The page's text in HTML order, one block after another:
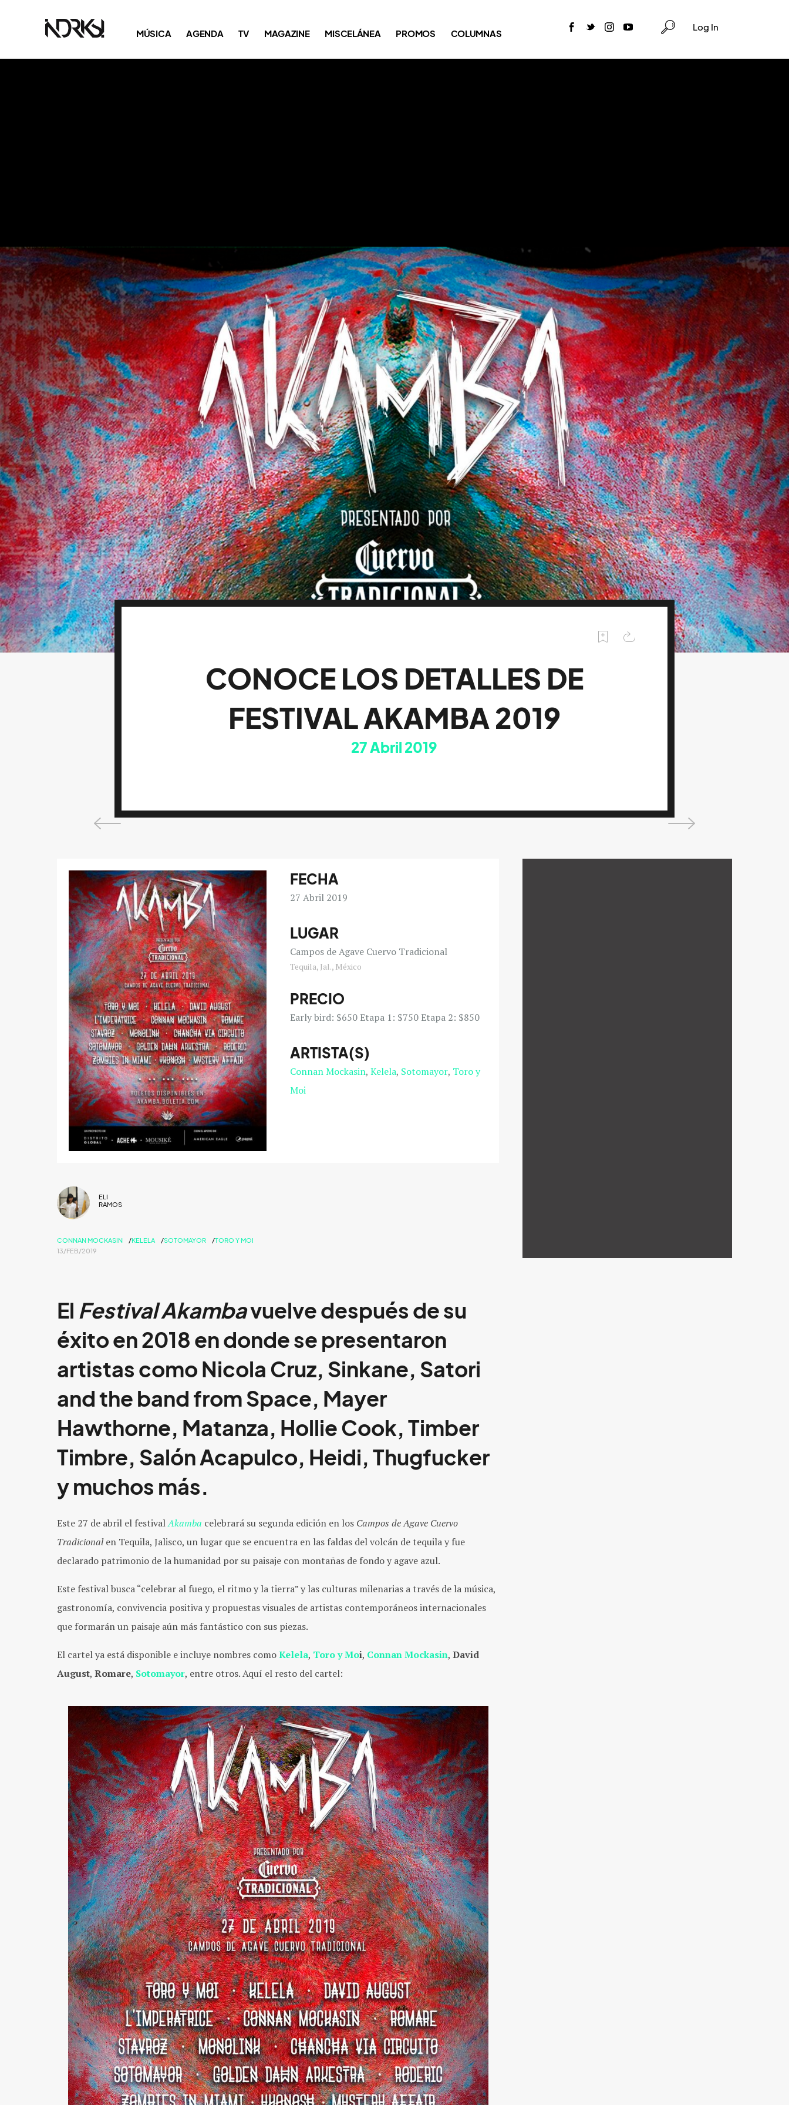
MÚSICA AGENDA TV MAGAZINE MISCELÁNEA PROMOS COLUMNAS
Log In
CONOCE LOS DETALLES DE
FESTIVAL AKAMBA 2019
27Abril 2019
FECHA
27 Abril 2019
LUGAR
Campos de Agave Cuervo Tradicional
Tequila, Jal., México
PRECIO
Early bird: $650 Etapa 1: $750 Etapa 2: $850
ARTISTA(S)
Connan Mockasin Kelela Sotomayor Toro y
Moi
ELI
RAMOS
CONNAN MOCKASIN KELELA SOTOMAYOR
TORO Y MOI
13/FEB/2019
El Festival Akambavuelve después de su
éxito en 2018 en donde se presentaron
artistas como Nicola Cruz, Sinkane, Satori
and the band from Space, Mayer
Hawthorne, Matanza, Hollie Cook, Timber
Timbre, Salón Acapulco, Heidi, Thugfucker
y muchos más.
Este 27 de abril el festivalAkamba celebrará su segunda edición en los Campos de Agave Cuervo
Tradicionalen Tequila, Jalisco, un lugar que se encuentra en las faldas del volcán de tequila y fue
declarado patrimonio de la humanidad por su paisaje con montañas de fondo y agave azul.
Este festival busca “celebrar al fuego, el ritmo y la tierra” y las culturas milenarias a través de la música,
gastronomía, convivencia positiva y propuestas visuales de artistas contemporáneos internacionales
que formarán un paisaje aún más fantástico con sus piezas.
El cartel ya está disponible e incluye nombres comoKelela, Toro y Moi, Connan Mockasin, David
August, Romare, Sotomayor, entre otros. Aquí el resto del cartel: